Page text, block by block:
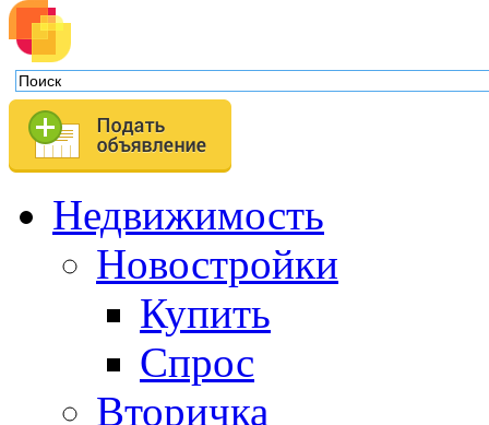
Недвижимость
Новостройки
Купить
Спрос
Вторичка